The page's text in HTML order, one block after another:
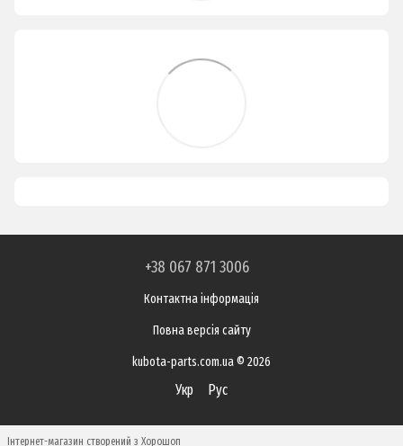
+38 067 871 3006
Контактна інформація
Повна версія сайту
kubota-parts.com.ua © 2026
Укр Рус
Інтернет-магазин створений з Хорошоп